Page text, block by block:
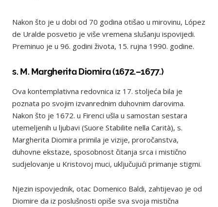
Nakon što je u dobi od 70 godina otišao u mirovinu, López
de Uralde posvetio je više vremena slušanju ispovijedi.
Preminuo je u 96. godini života, 15. rujna 1990. godine.
s. M. Margherita Diomira (1672.–1677.)
Ova kontemplativna redovnica iz 17. stoljeća bila je
poznata po svojim izvanrednim duhovnim darovima.
Nakon što je 1672. u Firenci ušla u samostan sestara
utemeljenih u ljubavi (Suore Stabilite nella Carità), s.
Margherita Diomira primila je vizije, proročanstva,
duhovne ekstaze, sposobnost čitanja srca i mistično
sudjelovanje u Kristovoj muci, uključujući primanje stigmi.
Njezin ispovjednik, otac Domenico Baldi, zahtijevao je od
Diomire da iz poslušnosti opiše sva svoja mistična